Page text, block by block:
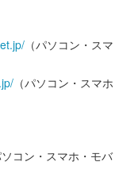
（パソコン・スマ
（パソコン・スマホ
ソコン・スマホ・モバ